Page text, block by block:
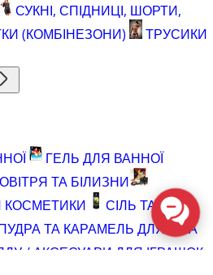
СУКНІ, СПІДНИЦІ, ШОРТИ,
(КОМБІНЕЗОНИ)
ТРУСИКИ
ГЕЛЬ ДЛЯ ВАННОЇ
ТА БІЛИЗНИ
КОСМЕТИКИ
СІЛЬ ТА ПІНА
ТА КАРАМЕЛЬ ДЛЯ ТІЛА
/ АКСЕСУАРИ ДЛЯ ІГРАШОК